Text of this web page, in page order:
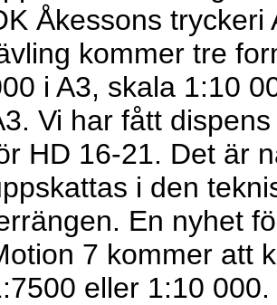
Åkessons tryckeri
kommer tre
i A3, skala 1:10
Vi har fått
HD 16-21. Det är
i den
En nyhet
7 kommer att
eller 1:10 000.